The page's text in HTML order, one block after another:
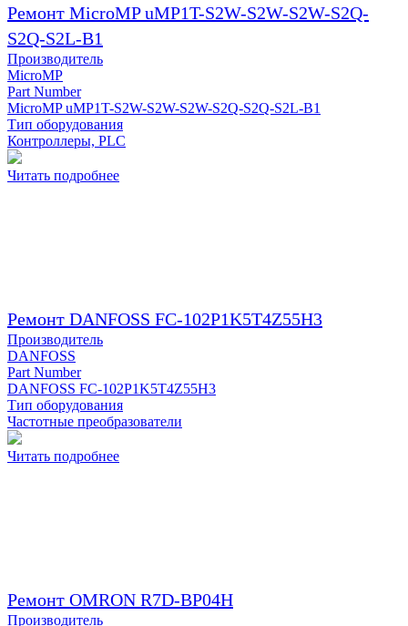
Ремонт MicroMP uMP1T-S2W-S2W-S2W-S2Q-
S2Q-S2L-B1
Производитель
MicroMP
Part Number
MicroMP uMP1T-S2W-S2W-S2W-S2Q-S2Q-S2L-B1
Тип оборудования
Контроллеры, PLC
Читать подробнее
Ремонт DANFOSS FC-102P1K5T4Z55H3
Производитель
DANFOSS
Part Number
DANFOSS FC-102P1K5T4Z55H3
Тип оборудования
Частотные преобразователи
Читать подробнее
Ремонт OMRON R7D-BP04H
Производитель